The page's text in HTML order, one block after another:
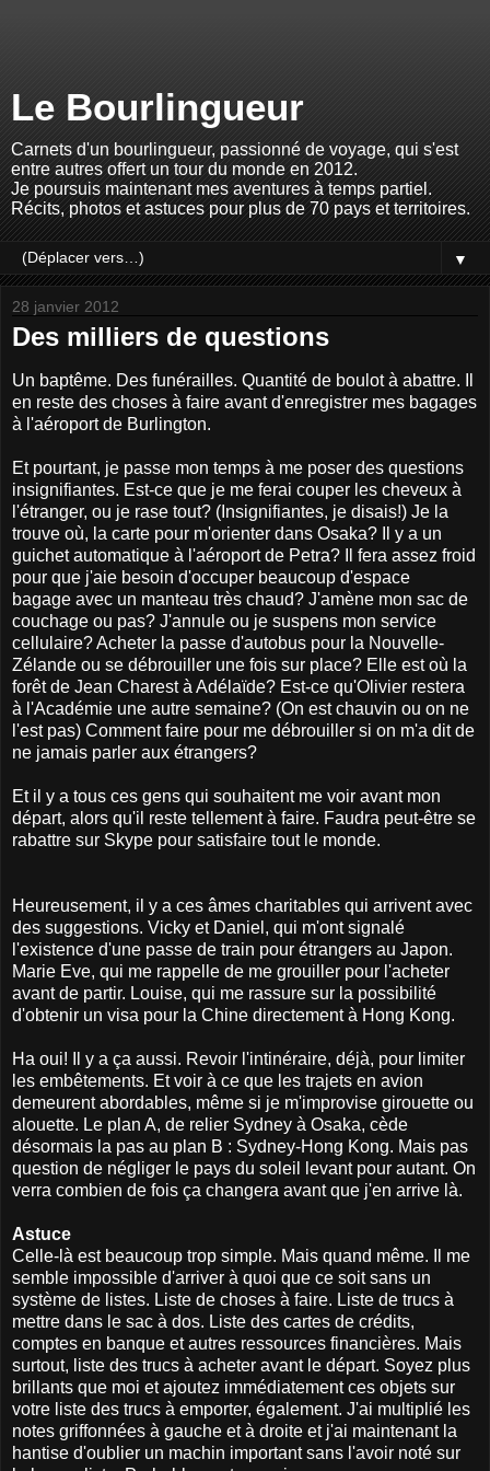
Le Bourlingueur
Carnets d'un bourlingueur, passionné de voyage, qui s'est
entre autres offert un tour du monde en 2012.
Je poursuis maintenant mes aventures à temps partiel.
Récits, photos et astuces pour plus de 70 pays et territoires.
▼
28 janvier 2012
Des milliers de questions
Un baptême. Des funérailles. Quantité de boulot à abattre. Il
en reste des choses à faire avant d'enregistrer mes bagages
à l'aéroport de Burlington.
Et pourtant, je passe mon temps à me poser des questions
insignifiantes. Est-ce que je me ferai couper les cheveux à
l'étranger, ou je rase tout? (Insignifiantes, je disais!) Je la
trouve où, la carte pour m'orienter dans Osaka? Il y a un
guichet automatique à l'aéroport de Petra? Il fera assez froid
pour que j'aie besoin d'occuper beaucoup d'espace
bagage avec un manteau très chaud? J'amène mon sac de
couchage ou pas? J'annule ou je suspens mon service
cellulaire? Acheter la passe d'autobus pour la Nouvelle-
Zélande ou se débrouiller une fois sur place? Elle est où la
forêt de Jean Charest à Adélaïde? Est-ce qu'Olivier restera
à l'Académie une autre semaine? (On est chauvin ou on ne
l'est pas) Comment faire pour me débrouiller si on m'a dit de
ne jamais parler aux étrangers?
Et il y a tous ces gens qui souhaitent me voir avant mon
départ, alors qu'il reste tellement à faire. Faudra peut-être se
rabattre sur Skype pour satisfaire tout le monde.
Heureusement, il y a ces âmes charitables qui arrivent avec
des suggestions. Vicky et Daniel, qui m'ont signalé
l'existence d'une passe de train pour étrangers au Japon.
Marie Eve, qui me rappelle de me grouiller pour l'acheter
avant de partir. Louise, qui me rassure sur la possibilité
d'obtenir un visa pour la Chine directement à Hong Kong.
Ha oui! Il y a ça aussi. Revoir l'intinéraire, déjà, pour limiter
les embêtements. Et voir à ce que les trajets en avion
demeurent abordables, même si je m'improvise girouette ou
alouette. Le plan A, de relier Sydney à Osaka, cède
désormais la pas au plan B : Sydney-Hong Kong. Mais pas
question de négliger le pays du soleil levant pour autant. On
verra combien de fois ça changera avant que j'en arrive là.
Astuce
Celle-là est beaucoup trop simple. Mais quand même. Il me
semble impossible d'arriver à quoi que ce soit sans un
système de listes. Liste de choses à faire. Liste de trucs à
mettre dans le sac à dos. Liste des cartes de crédits,
comptes en banque et autres ressources financières. Mais
surtout, liste des trucs à acheter avant le départ. Soyez plus
brillants que moi et ajoutez immédiatement ces objets sur
votre liste des trucs à emporter, également. J'ai multiplié les
notes griffonnées à gauche et à droite et j'ai maintenant la
hantise d'oublier un machin important sans l'avoir noté sur